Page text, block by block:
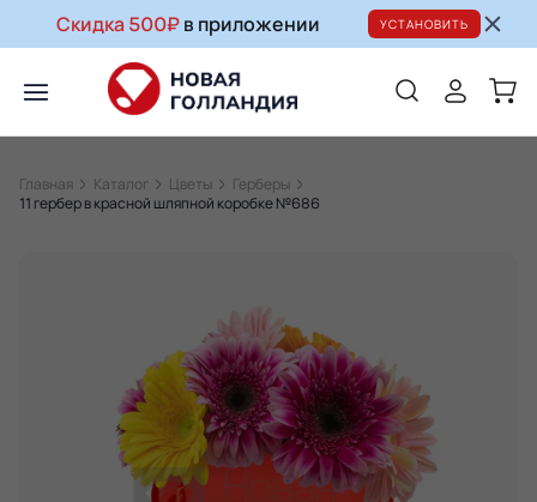
Скидка 500₽в приложении УСТАНОВИТЬ
Главная Каталог Цветы
Герберы
11 гербер в красной шляпной коробке №686